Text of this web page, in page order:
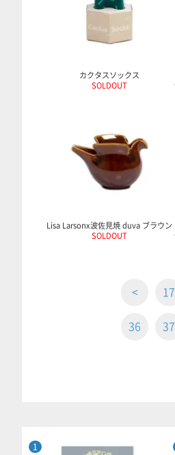
カクタスソックス
SOLDOUT
Lisa Larsonx波佐見焼 duva ブラウン
SOLDOUT
< 17
36 37